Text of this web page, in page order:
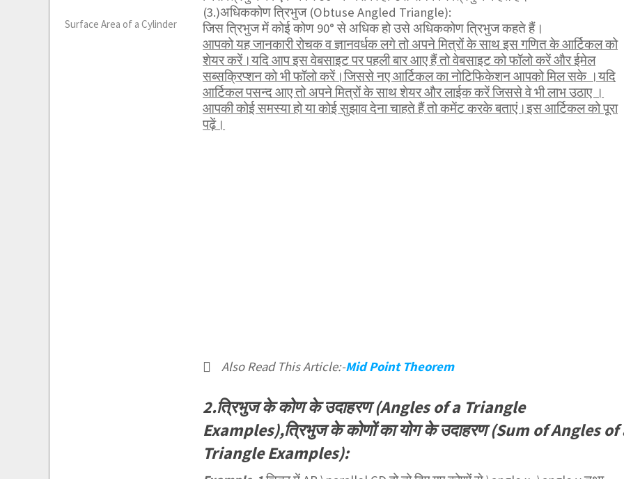
(3.)अधिककोण त्रिभुज (Obtuse Angled Triangle):
जिस त्रिभुज में कोई कोण 90° से अधिक हो उसे अधिककोण त्रिभुज कहते हैं।
आपको यह जानकारी रोचक व ज्ञानवर्धक लगे तो अपने मित्रों के साथ इस गणित के आर्टिकल को
शेयर करें।यदि आप इस वेबसाइट पर पहली बार आए हैं तो वेबसाइट को फॉलो करें और ईमेल
सब्सक्रिप्शन को भी फॉलो करें।जिससे नए आर्टिकल का नोटिफिकेशन आपको मिल सके ।यदि
आर्टिकल पसन्द आए तो अपने मित्रों के साथ शेयर और लाईक करें जिससे वे भी लाभ उठाए ।
आपकी कोई समस्या हो या कोई सुझाव देना चाहते हैं तो कमेंट करके बताएं।इस आर्टिकल को पूरा
पढ़ें।
Also Read This Article:-Mid Point Theorem
2.त्रिभुज के कोण के उदाहरण (Angles of a Triangle‌
Examples),त्रिभुज के कोणों का योग के उदाहरण (Sum of Angles of
Triangle Examples):
Surface Area of a Cylinder